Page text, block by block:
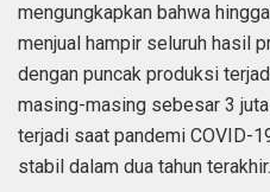
mengungkapkan bahwa
menjual hampir seluruh hasil
dengan puncak produksi
masing-masing sebesar 3
terjadi saat pandemi COVID-
stabil dalam dua tahun terakhir.